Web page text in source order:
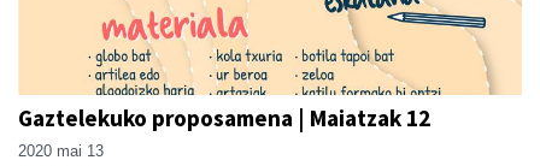
Gaztelekuko proposamena | Maiatzak 12
2020 mai 13